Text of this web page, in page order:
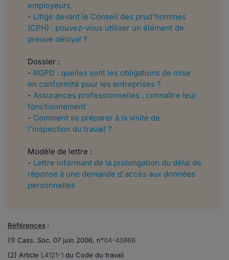
employeurs
- Litige devant le Conseil des prud'hommes
(CPH) : pouvez-vous utiliser un élément de
preuve déloyal ?
Dossier :
- RGPD : quelles sont les obligations de mise
en conformité pour les entreprises ?
- Assurances professionnelles : connaître leur
fonctionnement
- Comment se préparer à la visite de
l'inspection du travail ?
Modèle de lettre :
- Lettre informant de la prolongation du délai de
réponse à une demande d'accès aux données
personnelles
Références :
(1) Cass. Soc. 07 juin 2006, n°04-43866
(2) Article L4121-1 du Code du travail